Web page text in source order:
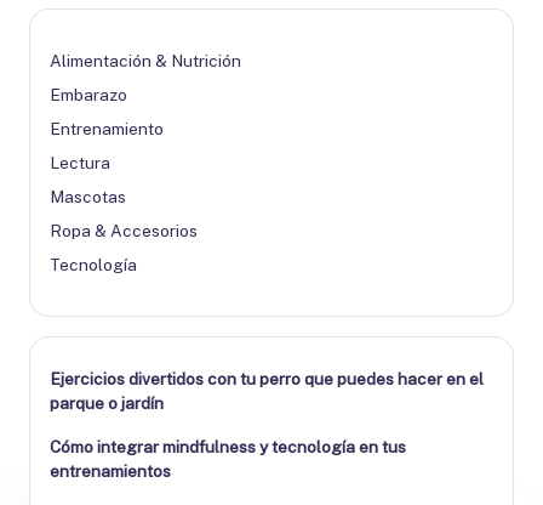
Alimentación & Nutrición
Embarazo
Entrenamiento
Lectura
Mascotas
Ropa & Accesorios
Tecnología
Ejercicios divertidos con tu perro que puedes hacer en el
parque o jardín
Cómo integrar mindfulness y tecnología en tus
entrenamientos